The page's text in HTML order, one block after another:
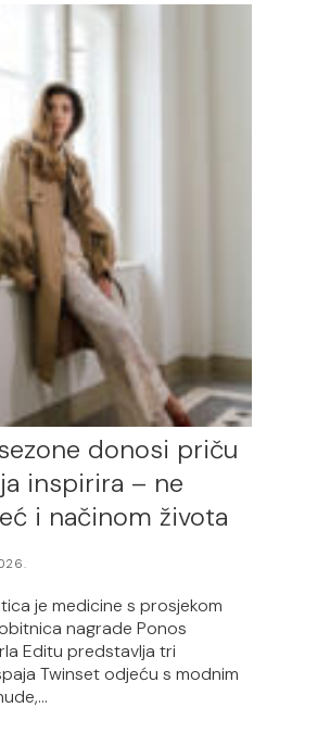
donosi priču
inspirira – ne
i načinom života
je medicine s prosjekom
nagrade Ponos
Editu predstavlja tri
Twinset odjeću s modnim